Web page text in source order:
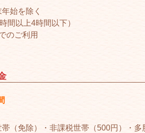
始を除く
間以上4時間以下）
のご利用
（免除）・非課税世帯（500円）・多